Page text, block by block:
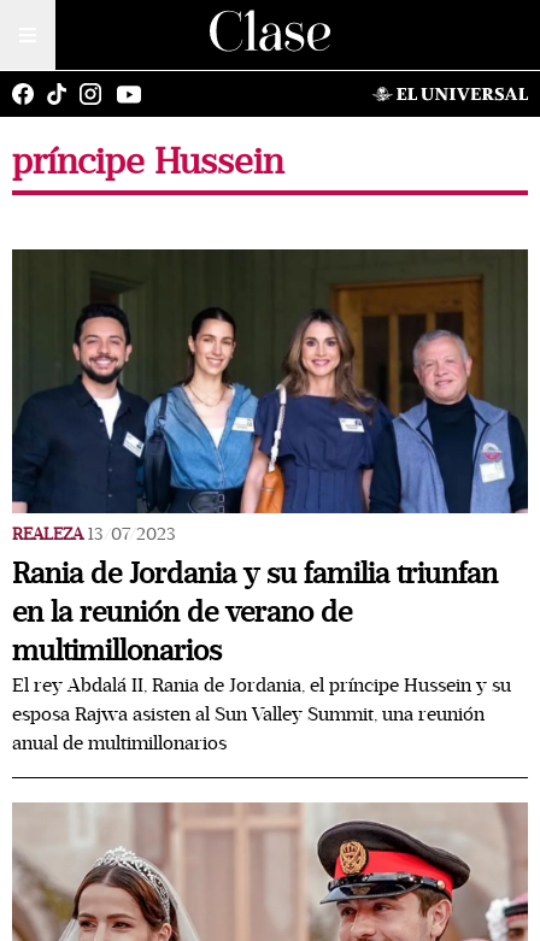
príncipe Hussein
REALEZA 13/07/2023
Rania de Jordania y su familia triunfan
en la reunión de verano de
multimillonarios
El rey Abdalá II, Rania de Jordania, el príncipe Hussein y su
esposa Rajwa asisten al Sun Valley Summit, una reunión
anual de multimillonarios